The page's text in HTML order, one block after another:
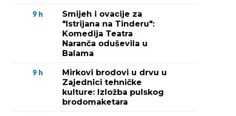
9 h
Smijeh i ovacije za
"Istrijana na Tinderu":
Komedija Teatra
Naranča oduševila u
Balama
9 h
Mirkovi brodovi u drvu u
Zajednici tehničke
kulture: Izložba pulskog
brodomaketara